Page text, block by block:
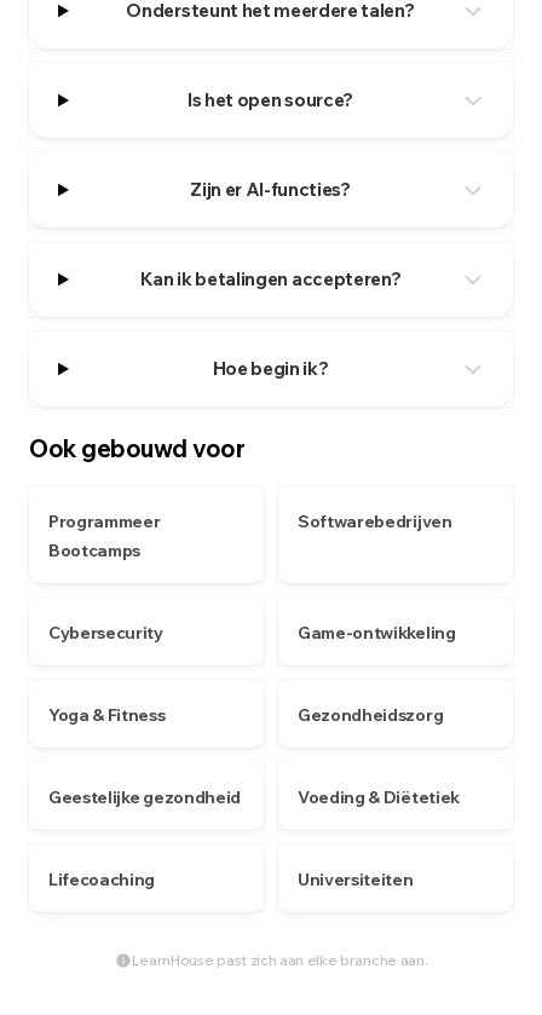
Ondersteunt het meerdere talen?
Is het open source?
Zijn er AI-functies?
Kan ik betalingen accepteren?
Hoe begin ik?
Ook gebouwd voor
Programmeer
Bootcamps
Softwarebedrijven
Cybersecurity Game-ontwikkeling
Yoga & Fitness Gezondheidszorg
Geestelijke gezondheid Voeding & Diëtetiek
Lifecoaching Universiteiten
LearnHouse past zich aan elke branche aan.